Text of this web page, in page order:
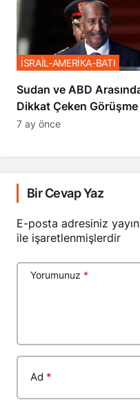
Sudan ve ABD
Dikkat Çeken Görüşme
İSRAİL-AMERİKA-BATI
7 ay önce
Bir Cevap Yaz
E-posta adresiniz
ile işaretlenmişlerdir
Yorumunuz *
Ad *